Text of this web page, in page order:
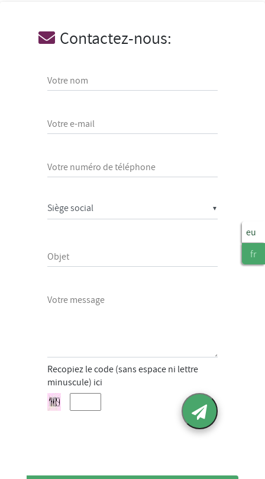
eu
fr
Contactez-nous:
Votre nom
Votre e-mail
Votre numéro de téléphone
▼
Objet
Votre message
Recopiez le code (sans espace ni lettre
minuscule) ici